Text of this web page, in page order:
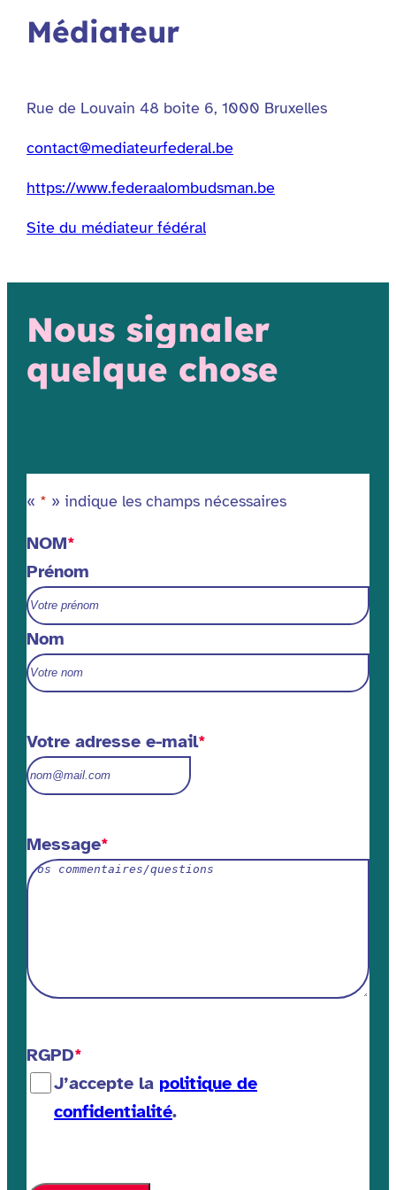
Médiateur
Rue de Louvain 48 boite 6, 1000 Bruxelles
contact@mediateurfederal.be
https://www.federaalombudsman.be
Site du médiateur fédéral
Nous signaler
quelque chose
« * » indique les champs nécessaires
NOM*
Prénom
Nom
Votre adresse e-mail*
Message*
RGPD*
J’accepte la politique de
confidentialité.